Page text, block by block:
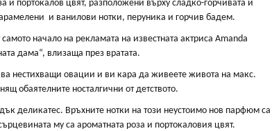
и портокалов цвят, разположени върху сладко-горчивата и
и ванилови нотки, перуника и горчив бадем.
начало на рекламата на известната актриса Amanda
дама“, влизаща през вратата.
нестихващи овации и ви кара да живеете живота на макс.
обаятелните носталгични от детството.
деликатес. Връхните нотки на този неустоимо нов парфюм са
му са ароматната роза и портокаловия цвят.